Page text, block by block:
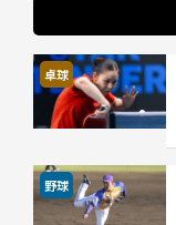
卓球
野球